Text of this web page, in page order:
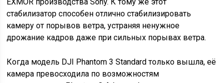
стабилизатор способен отлично стабилизировать
камеру от порывов ветра, устраняя ненужное
дрожание кадров даже при сильных порывах ветра.
Когда модель DJI Phantom 3 Standard только вышла, её
камера превосходила по возможностям